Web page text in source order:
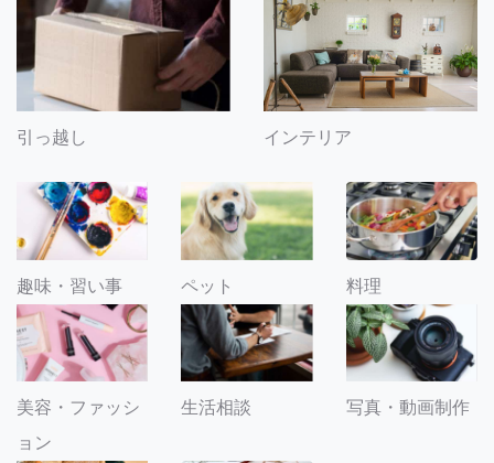
引っ越し インテリア
趣味・習い事 ペット 料理
美容・ファッシ
ョン
生活相談 写真・動画制作